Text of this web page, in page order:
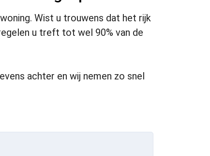
Wist u trouwens dat het rijk
u treft tot wel 90% van de
achter en wij nemen zo snel